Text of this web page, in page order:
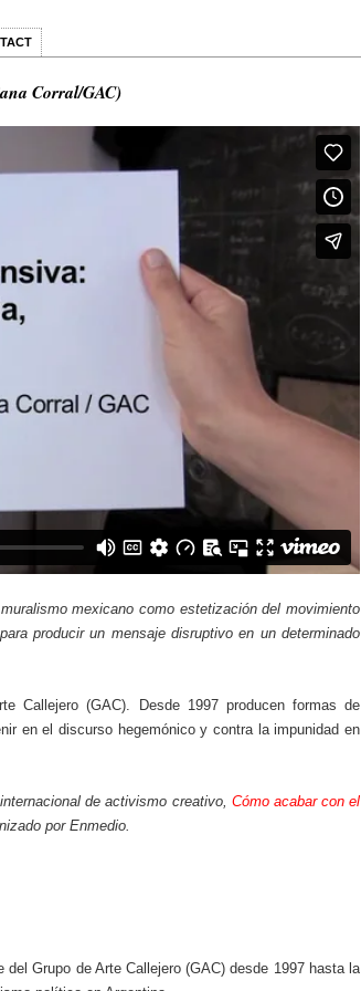
Corral/GAC)
mexicano como estetización del movimiento
producir un mensaje disruptivo en un determinado
Callejero (GAC). Desde 1997 producen formas de
en el discurso hegemónico y contra la impunidad en
de activismo creativo, Cómo acabar con el
por Enmedio.
Grupo de Arte Callejero (GAC) desde 1997 hasta la